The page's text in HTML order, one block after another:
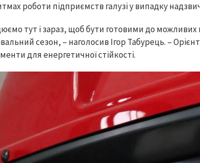
роботи підприємств галузі у випадку
тут і зараз, щоб бути готовими до можливих
сезон, – наголосив Ігор Табурець. –
для енергетичної стійкості.